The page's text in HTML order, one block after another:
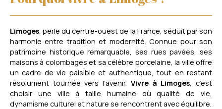
Limoges , perle du centre-ouest de la France, séduit par son
harmonie entre tradition et modernité. Connue pour son
patrimoine historique remarquable, ses rues pavées, ses
maisons à colombages et sa célèbre porcelaine, la ville offre
un cadre de vie paisible et authentique, tout en restant
résolument tournée vers l’avenir. Vivre à Limoges , c’est
choisir une ville à taille humaine où qualité de vie,
dynamisme culturel et nature se rencontrent avec équilibre.